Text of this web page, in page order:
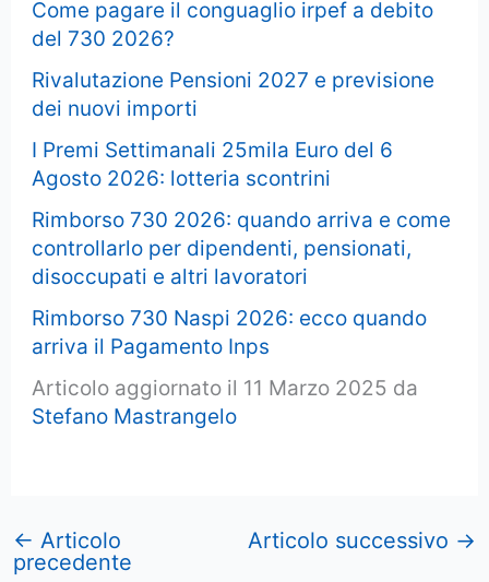
Come pagare il conguaglio irpef a debito
del 730 2026?
Rivalutazione Pensioni 2027 e previsione
dei nuovi importi
I Premi Settimanali 25mila Euro del 6
Agosto 2026: lotteria scontrini
Rimborso 730 2026: quando arriva e come
controllarlo per dipendenti, pensionati,
disoccupati e altri lavoratori
Rimborso 730 Naspi 2026: ecco quando
arriva il Pagamento Inps
Articolo aggiornato il 11 Marzo 2025 da
Stefano Mastrangelo
← Articolo
precedente
Articolo successivo →